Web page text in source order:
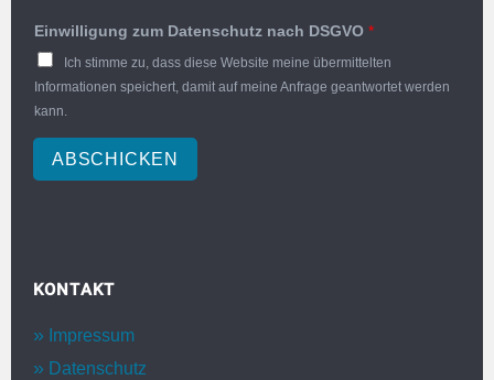
Einwilligung zum Datenschutz nach DSGVO *
Ich stimme zu, dass diese Website meine übermittelten
Informationen speichert, damit auf meine Anfrage geantwortet werden
kann.
ABSCHICKEN
KONTAKT
Impressum
Datenschutz